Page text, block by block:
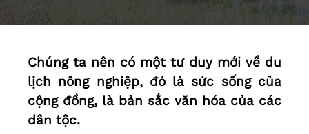
Chúng ta nên có một tư duy mới về du
lịch nông nghiệp, đó là sức sống của
cộng đồng, là bản sắc văn hóa của các
dân tộc.